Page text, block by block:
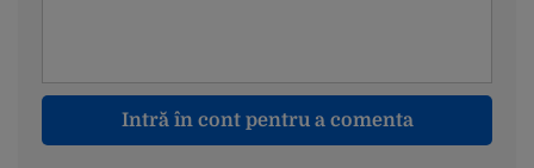
Intră în cont pentru a comenta